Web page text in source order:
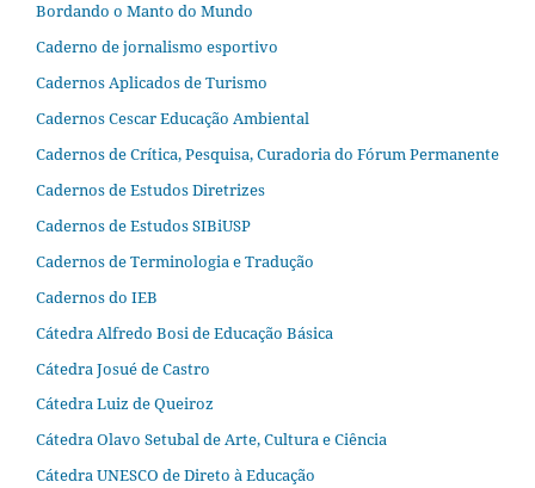
Bordando o Manto do Mundo
Caderno de jornalismo esportivo
Cadernos Aplicados de Turismo
Cadernos Cescar Educação Ambiental
Cadernos de Crítica, Pesquisa, Curadoria do Fórum Permanente
Cadernos de Estudos Diretrizes
Cadernos de Estudos SIBiUSP
Cadernos de Terminologia e Tradução
Cadernos do IEB
Cátedra Alfredo Bosi de Educação Básica
Cátedra Josué de Castro
Cátedra Luiz de Queiroz
Cátedra Olavo Setubal de Arte, Cultura e Ciência
Cátedra UNESCO de Direto à Educação